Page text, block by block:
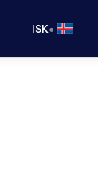
ISK•